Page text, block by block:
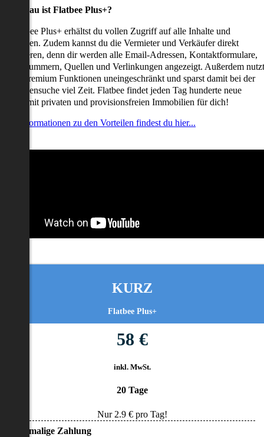
genau ist Flatbee Plus+?
Flatbee Plus+ erhältst du vollen Zugriff auf alle Inhalte und
Zudem kannst du die Vermieter und Verkäufer direkt
denn dir werden alle Email-Adressen, Kontaktformulare,
Quellen und Verlinkungen angezeigt. Außerdem nutzt
alle Premium Funktionen uneingeschränkt und sparst damit bei der
viel Zeit. Flatbee findet jeden Tag hunderte neue
mit privaten und provisionsfreien Immobilien für dich!
Informationen zu den Vorteilen findest du hier...
KURZ
Flatbee Plus+
58 €
inkl. MwSt.
20 Tage
Nur 2.9€ pro Tag!
• Einmalige Zahlung